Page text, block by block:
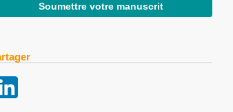
Soumettre votre manuscrit